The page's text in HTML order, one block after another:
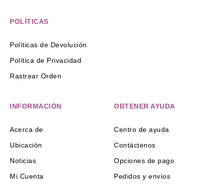
POLÍTICAS
Políticas de Devolución
Política de Privacidad
Rastrear Orden
INFORMACIÓN
Acerca de
Ubicación
Noticias
Mi Cuenta
OBTENER AYUDA
Centro de ayuda
Contáctenos
Opciones de pago
Pedidos y envíos